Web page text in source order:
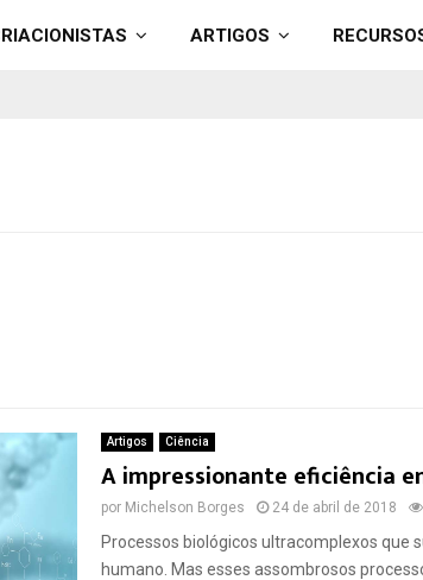
ARTIGOS
Artigos Ciência
A impressionante eficiência
por Michelson Borges 24 de abril de 2018
Processos biológicos ultracomplexos
humano. Mas esses assombrosos